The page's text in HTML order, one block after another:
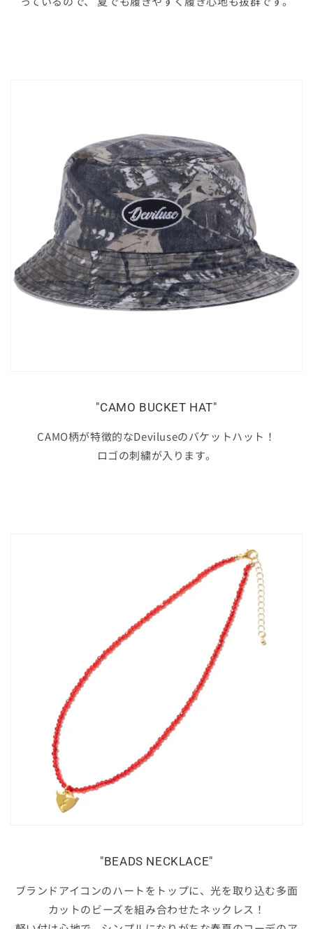
"CAMO BUCKET HAT"
CAMO柄が特徴的なDeviluseのバケットハット！
ロゴの刺繍が入ります。
"BEADS NECKLACE"
ブランドアイコンのハートをトップに、光を取り込む多面
カットのビーズを組み合わせたネックレス！